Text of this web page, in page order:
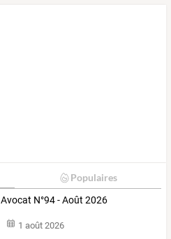
Populaires
Avocat N°94 - Août 2026
1 août 2026